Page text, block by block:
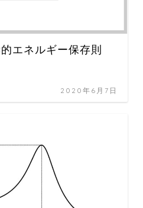
エネルギー保存則
2020年6月7日